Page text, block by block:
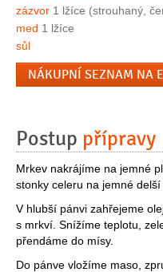
zázvor 1 lžíce (strouhaný,
med 1 lžíce
sůl
NÁKUPNÍ SEZNAM NA
Postup přípravy
Mrkev nakrájíme na jemné
stonky celeru na jemné delší
V hlubší pánvi zahřejeme
s mrkví. Snížíme teplotu,
přendáme do mísy.
Do pánve vložíme maso,